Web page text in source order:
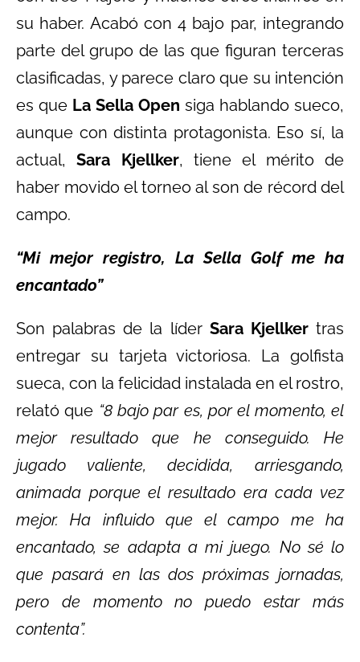
su haber. Acabó con 4 bajo par, integrando
parte del grupo de las que figuran terceras
clasificadas, y parece claro que su intención
es que La Sella Open siga hablando sueco,
aunque con distinta protagonista. Eso sí, la
actual,Sara Kjellker, tiene el mérito de
haber movido el torneo al son de récord del
campo.
“Mi mejor registro, La Sella Golf me ha
encantado”
Son palabras de la líder Sara Kjellkertras
entregar su tarjeta victoriosa. La golfista
sueca, con la felicidad instalada en el rostro,
relató que “8 bajo par es, por el momento, el
mejor resultado que he conseguido. He
jugado valiente, decidida, arriesgando,
animada porque el resultado era cada vez
mejor. Ha influido que el campo me ha
encantado, se adapta a mi juego. No sé lo
que pasará en las dos próximas jornadas,
pero de momento no puedo estar más
contenta”.